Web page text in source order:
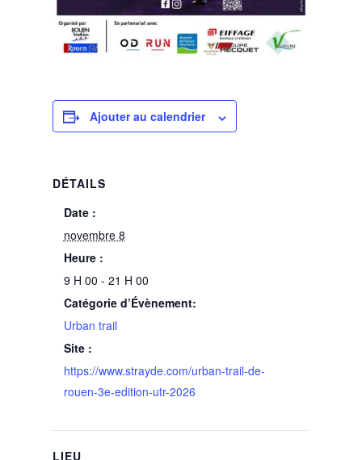
Ajouter au calendrier
DÉTAILS
Date :
novembre 8
Heure :
9 H 00 - 21 H 00
Catégorie d’Évènement:
Urban trail
Site :
https://www.strayde.com/urban-trail-de-
rouen-3e-edition-utr-2026
LIEU